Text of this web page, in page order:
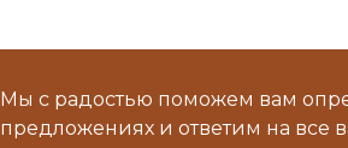
Мы с радостью поможем вам
предложениях и ответим на все